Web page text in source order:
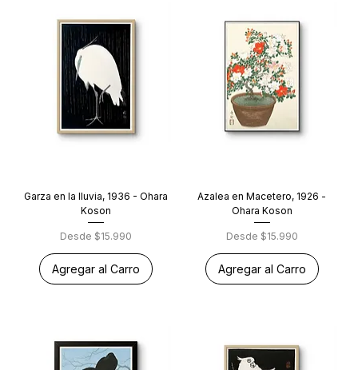
Garza en la lluvia, 1936 - Ohara
Koson
Desde $15.990
Precio de oferta
Agregar al Carro
Azalea en Macetero, 1926 -
Ohara Koson
Desde $15.990
Precio de oferta
Agregar al Carro